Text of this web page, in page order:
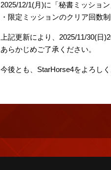
2025/12/1(月)に「秘書ミッション
・限定ミッションのクリア回数
上記更新により、2025/11/30(日
あらかじめご了承ください。
今後とも、StarHorse4をよろしく